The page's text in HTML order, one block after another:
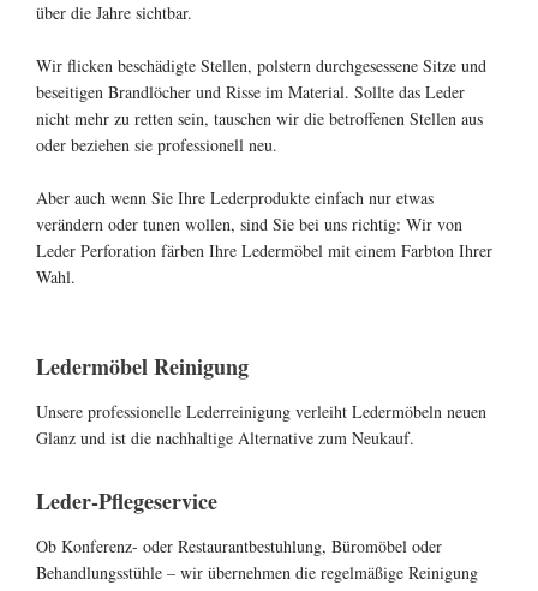
über die Jahre sichtbar.
Wir flicken beschädigte Stellen, polstern durchgesessene Sitze und
beseitigen Brandlöcher und Risse im Material. Sollte das Leder
nicht mehr zu retten sein, tauschen wir die betroffenen Stellen aus
oder beziehen sie professionell neu.
Aber auch wenn Sie Ihre Lederprodukte einfach nur etwas
verändern oder tunen wollen, sind Sie bei uns richtig: Wir von
Leder Perforation färben Ihre Ledermöbel mit einem Farbton Ihrer
Wahl.
Ledermöbel Reinigung
Unsere professionelle Lederreinigung verleiht Ledermöbeln neuen
Glanz und ist die nachhaltige Alternative zum Neukauf.
Leder-Pflegeservice
Ob Konferenz- oder Restaurantbestuhlung, Büromöbel oder
Behandlungsstühle – wir übernehmen die regelmäßige Reinigung